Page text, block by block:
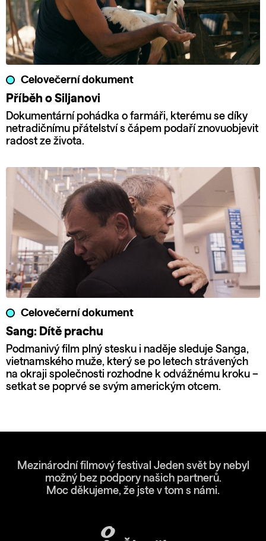
Celovečerní dokument
Příběh o Siljanovi
Dokumentární pohádka o farmáři, kterému se díky
netradičnímu přátelství s čápem podaří znovuobjevit
radost ze života.
Celovečerní dokument
Sang: Dítě prachu
Podmanivý film plný stesku i naděje sleduje Sanga,
vietnamského muže, který se po letech strávených
na okraji společnosti rozhodne k odvážnému kroku –
setkat se poprvé se svým americkým otcem.
Mezinárodní filmový festival Jeden svět by nebyl
možný bez podpory našich partnerů.
Moc děkujeme, že jste v tom s námi.